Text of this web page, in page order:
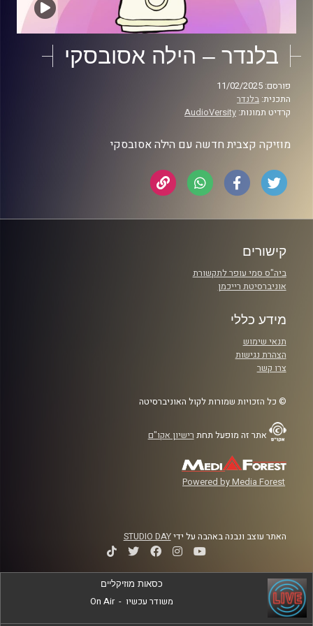
בלנדר – הילה אסובסקי
פורסם: 11/02/2025
התכנית: בלנדר
קרדיט תמונות: AudioVersity
מוזיקה קצבית חדשה עם הילה אסובסקי
קישורים
ביה"ס סמי עופר לתקשורת
אוניברסיטת רייכמן
מידע כללי
תנאי שימוש
הצהרת נגישות
צרו קשר
© כל הזכויות שמורות לקול האוניברסיטה
אתר זה מופעל תחת רישיון אקו"ם
Powered by Media Forest
האתר עוצב ונבנה באהבה על ידיSTUDIO DAY
כסאות מוזיקליים
משודר עכשיו -
On Air